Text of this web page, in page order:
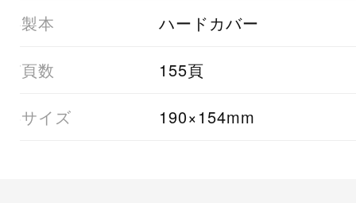
06製本 ハードカバー
07頁数 155頁
08サイズ 190×154mm